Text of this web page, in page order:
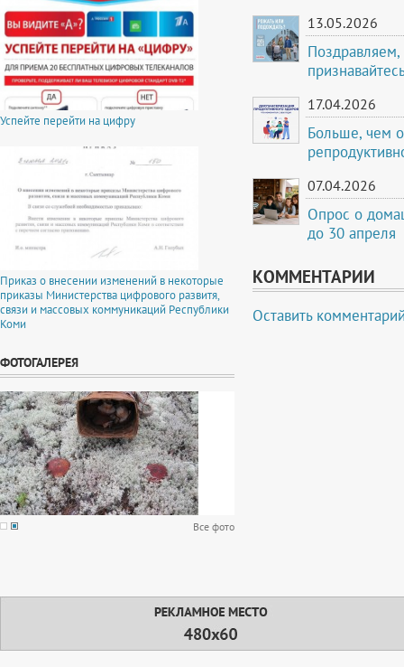
Успейте перейти на цифру
Приказ о внесении изменений в некоторые
приказы Министерства цифрового развитя,
связи и массовых коммуникаций Республики
Коми
ФОТОГАЛЕРЕЯ
Все фото
13.05.2026
17.04.2026
Больше, чем
07.04.2026
Опрос о
до 30 апреля
КОММЕНТАРИИ
Оставить